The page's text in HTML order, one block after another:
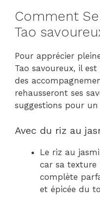
Comment
Tao
Pour apprécier
Tao savoureux, il
des
rehausseront ses
suggestions pour un
Avec du riz au
Le riz au
car sa texture
complète
et épicée du